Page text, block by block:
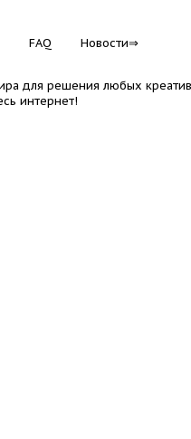
FAQ Новости
для решения любых
интернет!